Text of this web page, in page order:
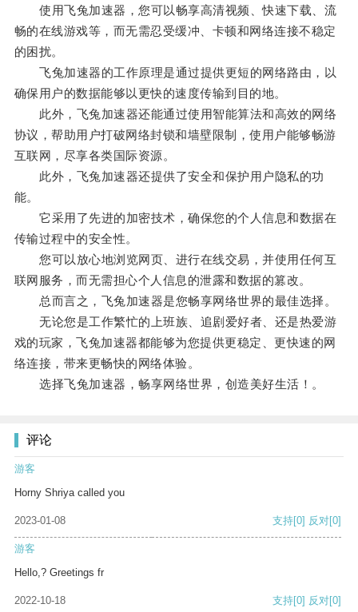
使用飞兔加速器，您可以畅享高清视频、快速下载、流
畅的在线游戏等，而无需忍受缓冲、卡顿和网络连接不稳定
的困扰。
飞兔加速器的工作原理是通过提供更短的网络路由，以
确保用户的数据能够以更快的速度传输到目的地。
此外，飞兔加速器还能通过使用智能算法和高效的网络
协议，帮助用户打破网络封锁和墙壁限制，使用户能够畅游
互联网，尽享各类国际资源。
此外，飞兔加速器还提供了安全和保护用户隐私的功
能。
它采用了先进的加密技术，确保您的个人信息和数据在
传输过程中的安全性。
您可以放心地浏览网页、进行在线交易，并使用任何互
联网服务，而无需担心个人信息的泄露和数据的篡改。
总而言之，飞兔加速器是您畅享网络世界的最佳选择。
无论您是工作繁忙的上班族、追剧爱好者、还是热爱游
戏的玩家，飞兔加速器都能够为您提供更稳定、更快速的网
络连接，带来更畅快的网络体验。
选择飞兔加速器，畅享网络世界，创造美好生活！。
评论
游客
Horny Shriya called you
2023-01-08 支持[0] 反对[0]
游客
Hello,? Greetings fr
2022-10-18 支持[0] 反对[0]